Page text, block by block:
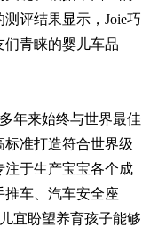
评结果显示，Joie巧
们青睐的婴儿车品
年来始终与世界最佳
准打造符合世界级
注于生产宝宝各个成
车、汽车安全座
宜盼望养育孩子能够